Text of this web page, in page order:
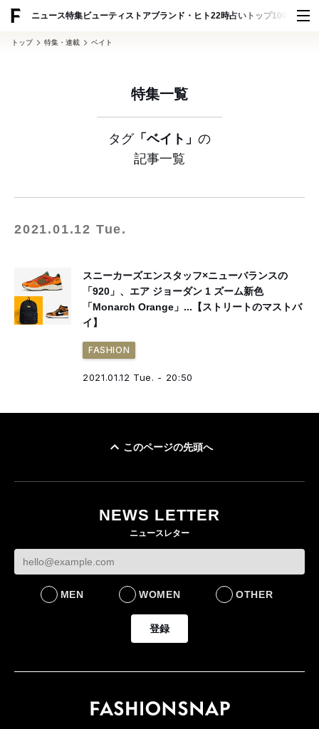
ニュース特集ビューティ ストアブランド・ヒト22時占い トップ100 スナッ
トップ 特集・連載 ベイト
特集一覧
タグ「ベイト」 の
記事一覧
2021.01.12 Tue.
スニーカーズエンスタッフ×ニューバランスの
「920」、エア ジョーダン 1 ズーム新色
「Monarch Orange」...【ストリートのマストバ
イ】
FASHION
2021.01.12 Tue. - 20:50
このページの先頭へ
NEWS LETTER
ニュースレター
MEN WOMEN OTHER
登録